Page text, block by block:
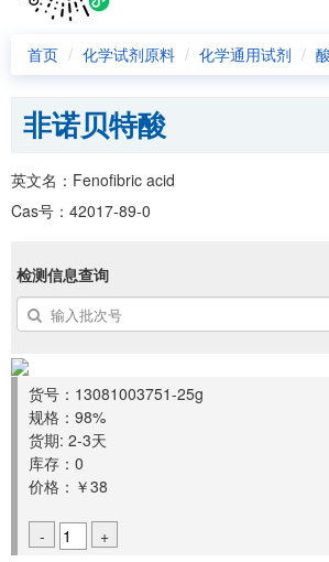
首页 化学试剂原料 化学通用试剂 酸
非诺贝特酸
英文名：Fenofibric acid
Cas号：42017-89-0
检测信息查询
货号：13081003751-25g
规格：98%
货期: 2-3天
库存：0
价格：￥38
- +